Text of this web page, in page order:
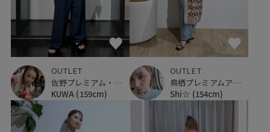
OUTLET
佐野プレミアム・アウトレット
KUWA (159cm)
OUTLET
鳥栖プレミアムアウトレット
Shi☆ (154cm)